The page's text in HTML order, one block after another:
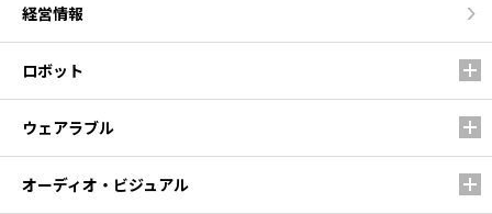
経営情報
ロボット
ウェアラブル
オーディオ・ビジュアル